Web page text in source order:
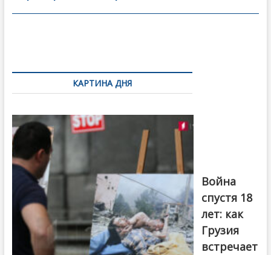
o
в
по
записямКАРТИНА ДНЯ
года. Фото:
Первый канал
Война
спустя 18
лет: как
Грузия
встречает